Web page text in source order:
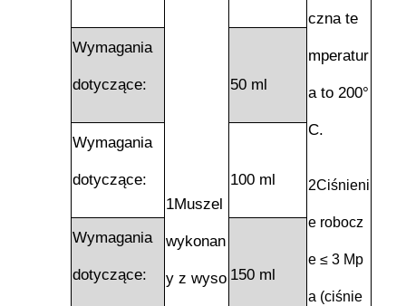
1Muszel
wykonan
y z wyso
czna te
mperatur
a to 200°
C.
2Ciśnieni
e robocz
e ≤ 3 Mp
a (ciśnie
Wymagania
dotyczące: 50 ml
Wymagania
dotyczące: 100 ml
Wymagania
dotyczące: 150 ml